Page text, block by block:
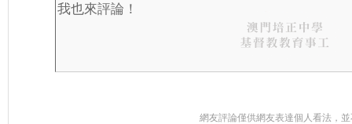
網友評論僅供網友表達個人看法，